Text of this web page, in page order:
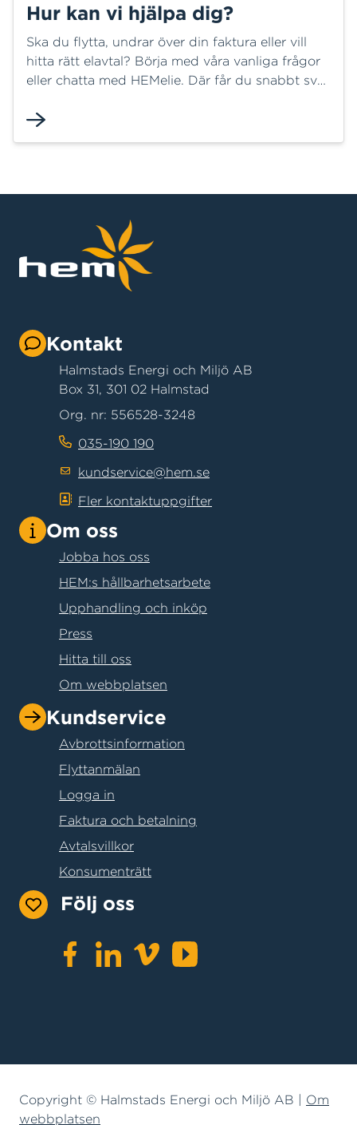
Hur kan vi hjälpa dig?
Ska du flytta, undrar över din faktura eller vill
hitta rätt elavtal? Börja med våra vanliga frågor
eller chatta med HEMelie. Där får du snabbt svar
direkt. Behöver du mer hjälp finns vi här för dig.
Kontakt
Halmstads Energi och Miljö AB
Box 31, 301 02 Halmstad
Org. nr: 556528-3248
035-190 190
kundservice@hem.se
Fler kontaktuppgifter
Om oss
Jobba hos oss
HEM:s hållbarhetsarbete
Upphandling och inköp
Press
Hitta till oss
Om webbplatsen
Kundservice
Avbrottsinformation
Flyttanmälan
Logga in
Faktura och betalning
Avtalsvillkor
Konsumenträtt
Följ oss
Copyright © Halmstads Energi och Miljö AB | Om
webbplatsen